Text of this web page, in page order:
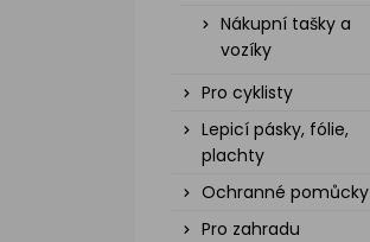
Nákupní tašky a
vozíky
Pro cyklisty
Lepicí pásky, fólie,
plachty
Ochranné pomůcky
Pro zahradu